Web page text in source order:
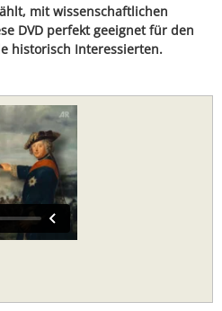
mit wissenschaftlichen
DVD perfekt geeignet für den
historisch Interessierten.